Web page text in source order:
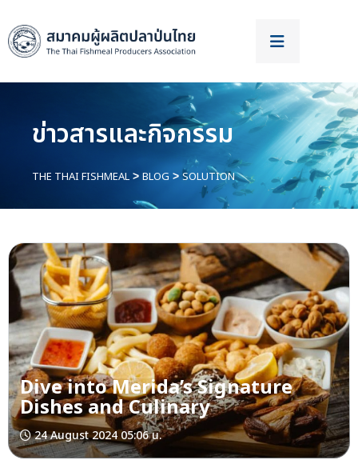
ข่าวสารและกิจกรรม
THE THAI FISHMEAL > BLOG >SOLUTION
Dive into Merida’s Signature
Dishes and Culinary
24 August 2024 05:06 น.